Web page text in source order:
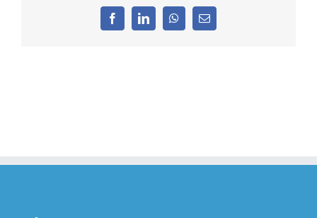
FacebookLinkedInWhatsAppEmail: